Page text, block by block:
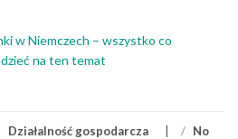
w Niemczech – wszystko co
na ten temat
Działalność gospodarcza / No